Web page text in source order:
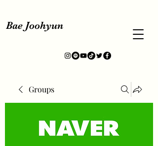
Bae Joohyun
Groups